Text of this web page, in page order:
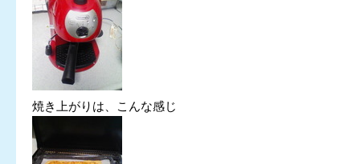
焼き上がりは、こんな感じ